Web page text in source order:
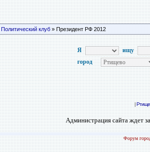
Политический клуб» Президент РФ 2012
Я
ищу
город
|
Администрация сайта ждет
Форум